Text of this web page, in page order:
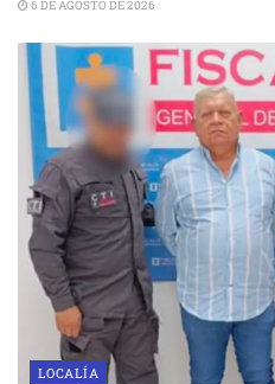
6 DE AGOSTO DE 2026
LOCALÍA